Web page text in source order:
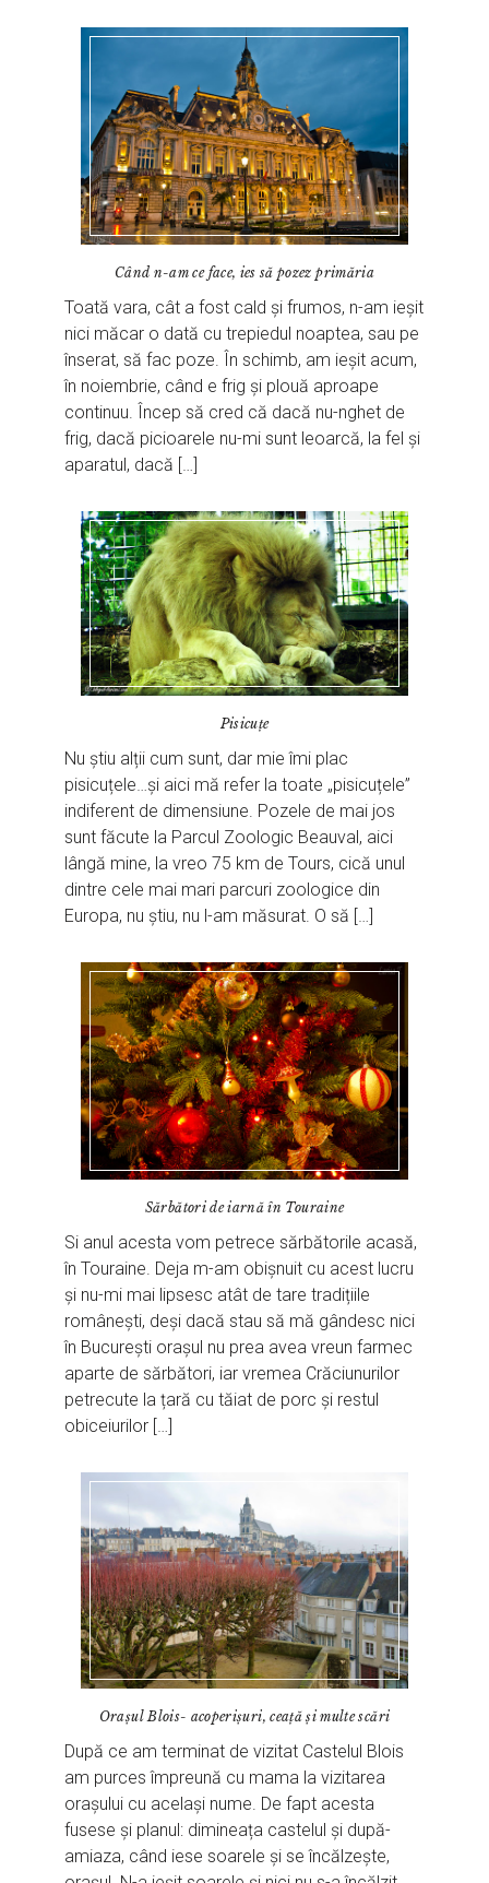
Când n-am ce face, ies să pozez primăria
Toată vara, cât a fost cald și frumos, n-am ieșit
nici măcar o dată cu trepiedul noaptea, sau pe
înserat, să fac poze. În schimb, am ieșit acum,
în noiembrie, când e frig și plouă aproape
continuu. Încep să cred că dacă nu-nghet de
frig, dacă picioarele nu-mi sunt leoarcă, la fel și
aparatul, dacă […]
Pisicuțe
Nu știu alții cum sunt, dar mie îmi plac
pisicuțele…și aici mă refer la toate „pisicuțele”
indiferent de dimensiune. Pozele de mai jos
sunt făcute la Parcul Zoologic Beauval, aici
lângă mine, la vreo 75 km de Tours, cică unul
dintre cele mai mari parcuri zoologice din
Europa, nu știu, nu l-am măsurat. O să […]
Sărbători de iarnă în Touraine
Si anul acesta vom petrece sărbătorile acasă,
în Touraine. Deja m-am obișnuit cu acest lucru
și nu-mi mai lipsesc atât de tare tradițiile
românești, deși dacă stau să mă gândesc nici
în București orașul nu prea avea vreun farmec
aparte de sărbători, iar vremea Crăciunurilor
petrecute la țară cu tăiat de porc și restul
obiceiurilor […]
Orașul Blois- acoperișuri, ceață și multe scări
După ce am terminat de vizitat Castelul Blois
am purces împreună cu mama la vizitarea
orașului cu același nume. De fapt acesta
fusese și planul: dimineața castelul și după-
amiaza, când iese soarele și se încălzește,